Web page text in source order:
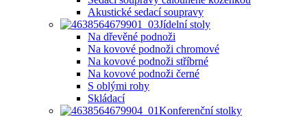
Akustické sedací soupravy
Jídelní stoly
Na dřevěné podnoži
Na kovové podnoži chromové
Na kovové podnoži stříbrné
Na kovové podnoži černé
S oblými rohy
Skládací
Konferenční stolky